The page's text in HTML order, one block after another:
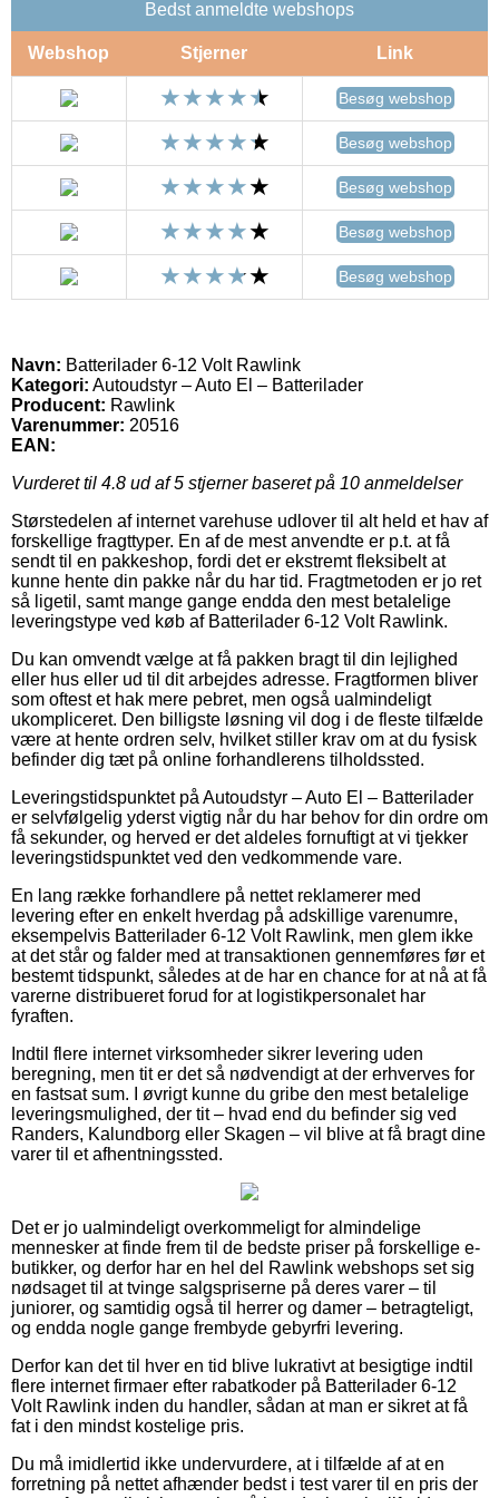
Bedst anmeldte webshops
Webshop Stjerner Link
Besøg webshop
Besøg webshop
Besøg webshop
Besøg webshop
Besøg webshop
Navn: Batterilader 6-12 Volt Rawlink
Kategori: Autoudstyr – Auto El – Batterilader
Producent: Rawlink
Varenummer: 20516
EAN:
Vurderet til 4.8 ud af 5 stjerner baseret på 10 anmeldelser
Størstedelen af internet varehuse udlover til alt held et hav af
forskellige fragttyper. En af de mest anvendte er p.t. at få
sendt til en pakkeshop, fordi det er ekstremt fleksibelt at
kunne hente din pakke når du har tid. Fragtmetoden er jo ret
så ligetil, samt mange gange endda den mest betalelige
leveringstype ved køb af Batterilader 6-12 Volt Rawlink.
Du kan omvendt vælge at få pakken bragt til din lejlighed
eller hus eller ud til dit arbejdes adresse. Fragtformen bliver
som oftest et hak mere pebret, men også ualmindeligt
ukompliceret. Den billigste løsning vil dog i de fleste tilfælde
være at hente ordren selv, hvilket stiller krav om at du fysisk
befinder dig tæt på online forhandlerens tilholdssted.
Leveringstidspunktet på Autoudstyr – Auto El – Batterilader
er selvfølgelig yderst vigtig når du har behov for din ordre om
få sekunder, og herved er det aldeles fornuftigt at vi tjekker
leveringstidspunktet ved den vedkommende vare.
En lang række forhandlere på nettet reklamerer med
levering efter en enkelt hverdag på adskillige varenumre,
eksempelvis Batterilader 6-12 Volt Rawlink, men glem ikke
at det står og falder med at transaktionen gennemføres før et
bestemt tidspunkt, således at de har en chance for at nå at få
varerne distribueret forud for at logistikpersonalet har
fyraften.
Indtil flere internet virksomheder sikrer levering uden
beregning, men tit er det så nødvendigt at der erhverves for
en fastsat sum. I øvrigt kunne du gribe den mest betalelige
leveringsmulighed, der tit – hvad end du befinder sig ved
Randers, Kalundborg eller Skagen – vil blive at få bragt dine
varer til et afhentningssted.
Det er jo ualmindeligt overkommeligt for almindelige
mennesker at finde frem til de bedste priser på forskellige e-
butikker, og derfor har en hel del Rawlink webshops set sig
nødsaget til at tvinge salgspriserne på deres varer – til
juniorer, og samtidig også til herrer og damer – betragteligt,
og endda nogle gange frembyde gebyrfri levering.
Derfor kan det til hver en tid blive lukrativt at besigtige indtil
flere internet firmaer efter rabatkoder på Batterilader 6-12
Volt Rawlink inden du handler, sådan at man er sikret at få
fat i den mindst kostelige pris.
Du må imidlertid ikke undervurdere, at i tilfælde af at en
forretning på nettet afhænder bedst i test varer til en pris der